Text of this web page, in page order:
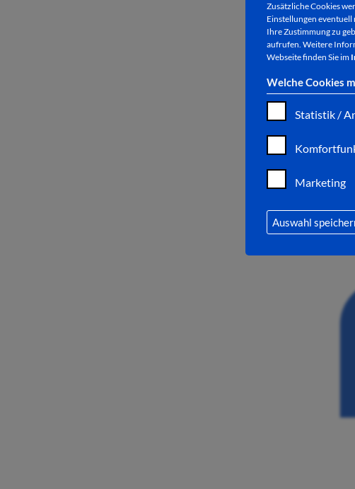
Zusätzliche Cookies
Einstellungen
Ihre Zustimmung zu
aufrufen. Weitere
Webseite finden Sie im
Welche Cookies
Statistik /
Marketing
Auswahl